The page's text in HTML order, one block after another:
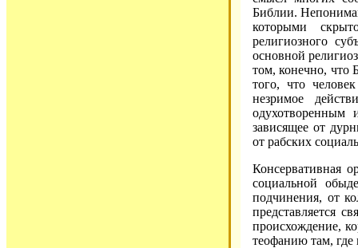
Библии.
которыми
религиозного
основной
том, конечно, что
того, что
незримое
зависящее от
от рабских
Консервативная
социальной
подчинения, от
представляется
происхождение,
теофанию там, где